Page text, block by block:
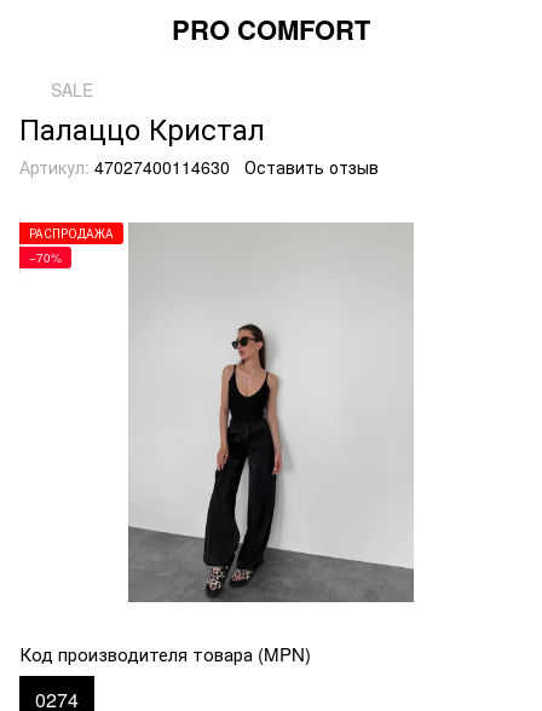
PRO COMFORT
SALE
Палаццо Кристал
Артикул: 47027400114630 Оставить отзыв
РАСПРОДАЖА
−70%
Код производителя товара (MPN)
0274